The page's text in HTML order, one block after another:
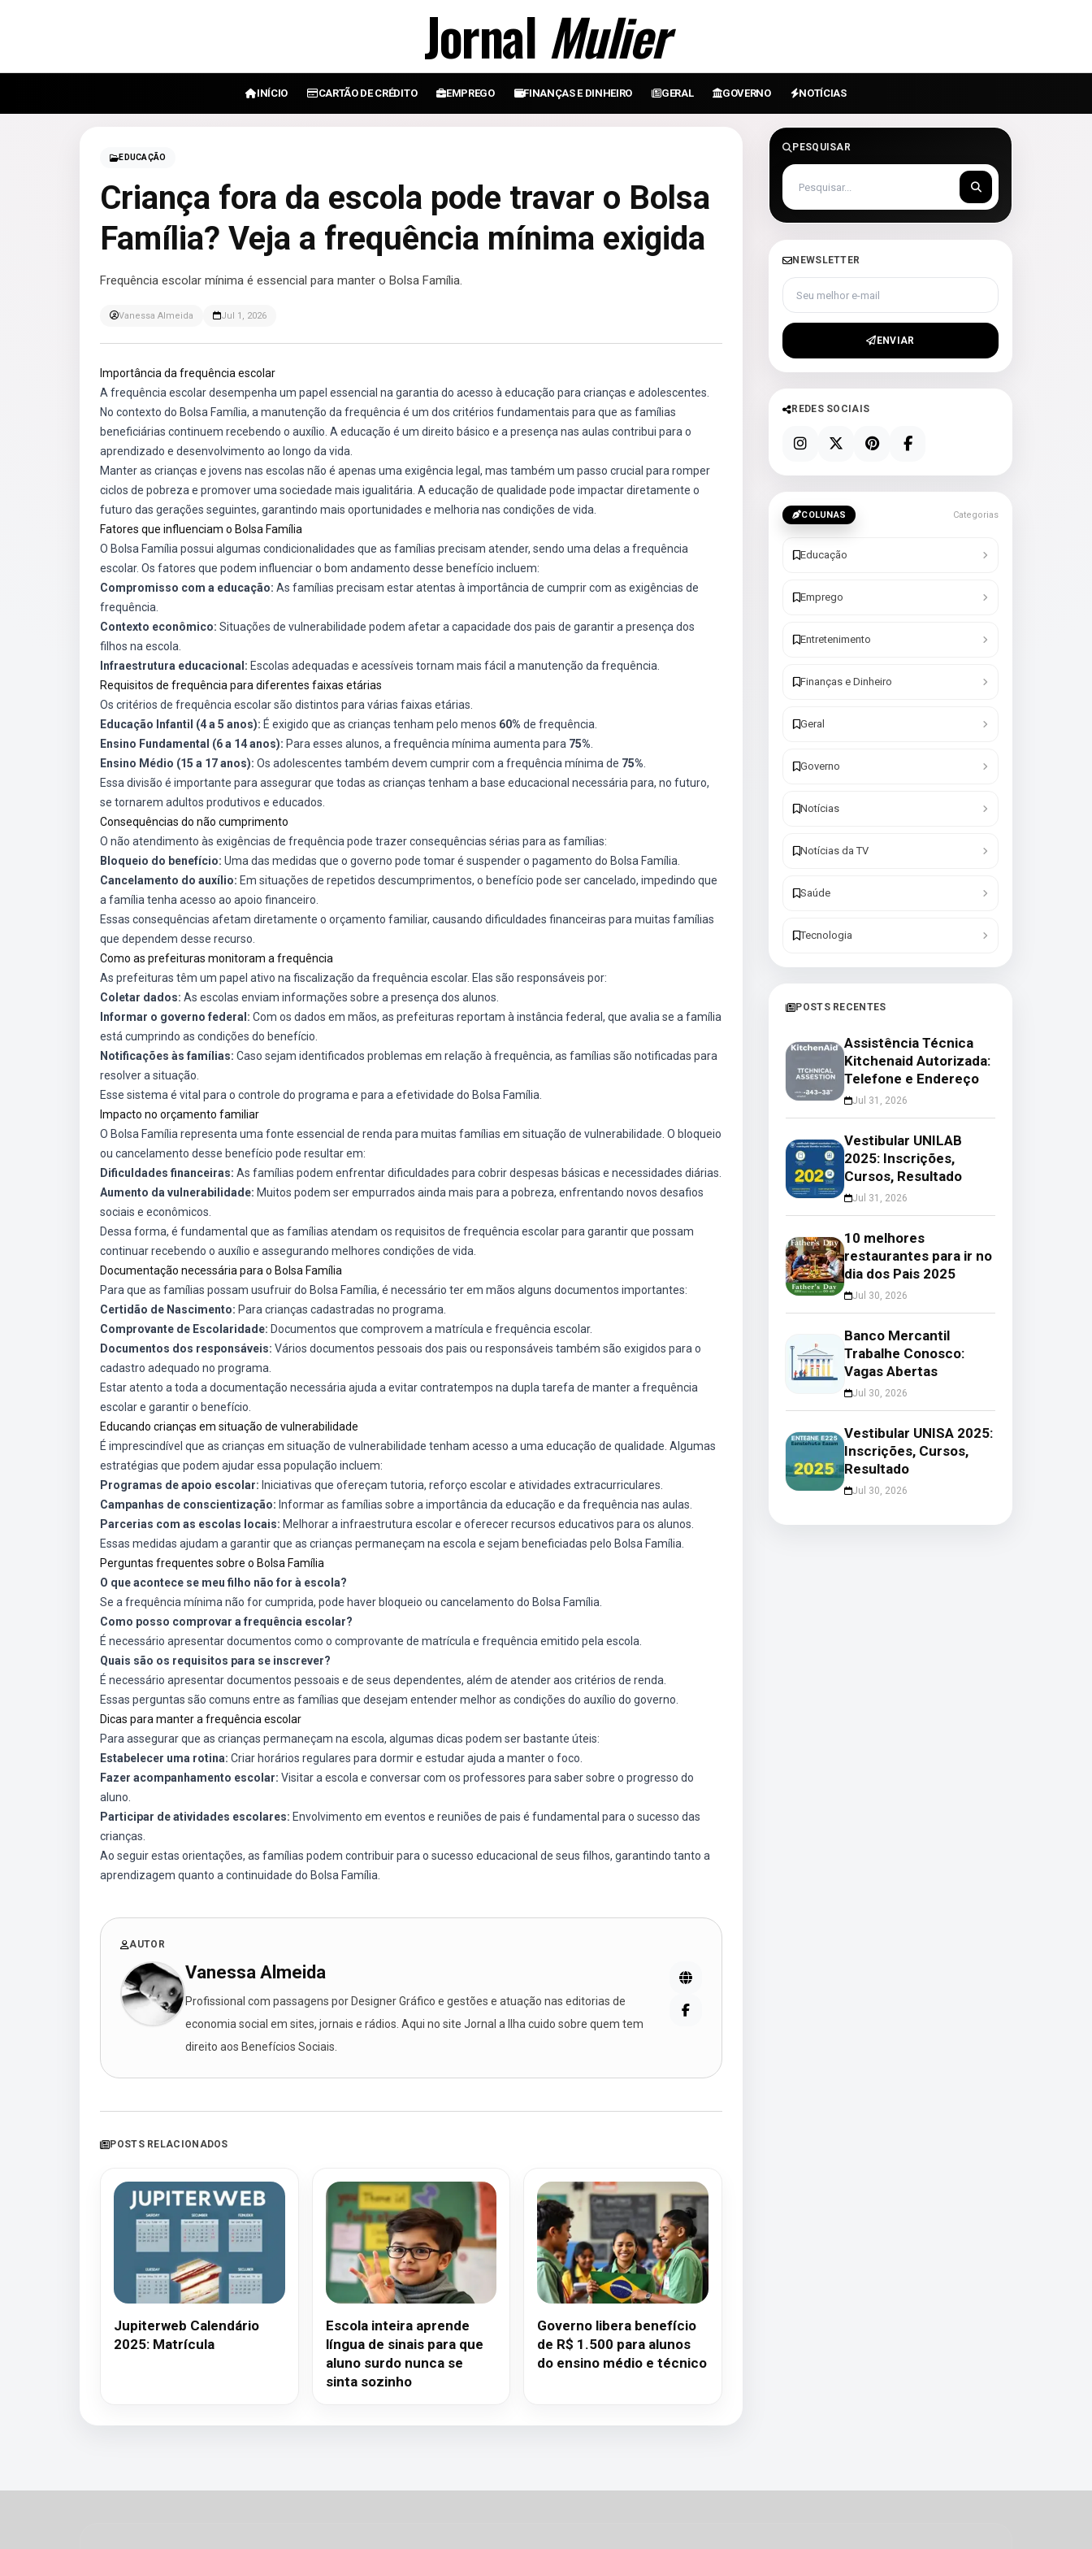
Jornal Mulier
INÍCIO CARTÃO DE CRÉDITO EMPREGO FINANÇAS E DINHEIRO GERAL GOVERNO NOTÍCIAS
EDUCAÇÃO
Criança fora da escola pode travar o Bolsa
Família? Veja a frequência mínima exigida
Frequência escolar mínima é essencial para manter o Bolsa Família.
Vanessa Almeida Jul 1, 2026
Importância da frequência escolar
A frequência escolar desempenha um papel essencial na garantia do acesso à educação para crianças e adolescentes.
No contexto do Bolsa Família, a manutenção da frequência é um dos critérios fundamentais para que as famílias
beneficiárias continuem recebendo o auxílio. A educação é um direito básico e a presença nas aulas contribui para o
aprendizado e desenvolvimento ao longo da vida.
Manter as crianças e jovens nas escolas não é apenas uma exigência legal, mas também um passo crucial para romper
ciclos de pobreza e promover uma sociedade mais igualitária. A educação de qualidade pode impactar diretamente o
futuro das gerações seguintes, garantindo mais oportunidades e melhoria nas condições de vida.
Fatores que influenciam o Bolsa Família
O Bolsa Família possui algumas condicionalidades que as famílias precisam atender, sendo uma delas a frequência
escolar. Os fatores que podem influenciar o bom andamento desse benefício incluem:
Compromisso com a educação: As famílias precisam estar atentas à importância de cumprir com as exigências de
frequência.
Contexto econômico: Situações de vulnerabilidade podem afetar a capacidade dos pais de garantir a presença dos
filhos na escola.
Infraestrutura educacional: Escolas adequadas e acessíveis tornam mais fácil a manutenção da frequência.
Requisitos de frequência para diferentes faixas etárias
Os critérios de frequência escolar são distintos para várias faixas etárias.
Educação Infantil (4 a 5 anos): É exigido que as crianças tenham pelo menos 60% de frequência.
Ensino Fundamental (6 a 14 anos): Para esses alunos, a frequência mínima aumenta para 75%
Ensino Médio (15 a 17 anos): Os adolescentes também devem cumprir com a frequência mínima de 75%
Essa divisão é importante para assegurar que todas as crianças tenham a base educacional necessária para, no futuro,
se tornarem adultos produtivos e educados.
Consequências do não cumprimento
O não atendimento às exigências de frequência pode trazer consequências sérias para as famílias:
Bloqueio do benefício: Uma das medidas que o governo pode tomar é suspender o pagamento do Bolsa Família.
Cancelamento do auxílio: Em situações de repetidos descumprimentos, o benefício pode ser cancelado, impedindo que
a família tenha acesso ao apoio financeiro.
Essas consequências afetam diretamente o orçamento familiar, causando dificuldades financeiras para muitas famílias
que dependem desse recurso.
Como as prefeituras monitoram a frequência
As prefeituras têm um papel ativo na fiscalização da frequência escolar. Elas são responsáveis por:
Coletar dados: As escolas enviam informações sobre a presença dos alunos.
Informar o governo federal: Com os dados em mãos, as prefeituras reportam à instância federal, que avalia se a família
está cumprindo as condições do benefício.
Notificações às famílias: Caso sejam identificados problemas em relação à frequência, as famílias são notificadas para
resolver a situação.
Esse sistema é vital para o controle do programa e para a efetividade do Bolsa Família.
Impacto no orçamento familiar
O Bolsa Família representa uma fonte essencial de renda para muitas famílias em situação de vulnerabilidade. O bloqueio
ou cancelamento desse benefício pode resultar em:
Dificuldades financeiras: As famílias podem enfrentar dificuldades para cobrir despesas básicas e necessidades diárias.
Aumento da vulnerabilidade: Muitos podem ser empurrados ainda mais para a pobreza, enfrentando novos desafios
sociais e econômicos.
Dessa forma, é fundamental que as famílias atendam os requisitos de frequência escolar para garantir que possam
continuar recebendo o auxílio e assegurando melhores condições de vida.
Documentação necessária para o Bolsa Família
Para que as famílias possam usufruir do Bolsa Família, é necessário ter em mãos alguns documentos importantes:
Certidão de Nascimento: Para crianças cadastradas no programa.
Comprovante de Escolaridade: Documentos que comprovem a matrícula e frequência escolar.
Documentos dos responsáveis: Vários documentos pessoais dos pais ou responsáveis também são exigidos para o
cadastro adequado no programa.
Estar atento a toda a documentação necessária ajuda a evitar contratempos na dupla tarefa de manter a frequência
escolar e garantir o benefício.
Educando crianças em situação de vulnerabilidade
É imprescindível que as crianças em situação de vulnerabilidade tenham acesso a uma educação de qualidade. Algumas
estratégias que podem ajudar essa população incluem:
Programas de apoio escolar: Iniciativas que ofereçam tutoria, reforço escolar e atividades extracurriculares.
Campanhas de conscientização: Informar as famílias sobre a importância da educação e da frequência nas aulas.
Parcerias com as escolas locais: Melhorar a infraestrutura escolar e oferecer recursos educativos para os alunos.
Essas medidas ajudam a garantir que as crianças permaneçam na escola e sejam beneficiadas pelo Bolsa Família.
Perguntas frequentes sobre o Bolsa Família
O que acontece se meu filho não for à escola?
Se a frequência mínima não for cumprida, pode haver bloqueio ou cancelamento do Bolsa Família.
Como posso comprovar a frequência escolar?
É necessário apresentar documentos como o comprovante de matrícula e frequência emitido pela escola.
Quais são os requisitos para se inscrever?
É necessário apresentar documentos pessoais e de seus dependentes, além de atender aos critérios de renda.
Essas perguntas são comuns entre as famílias que desejam entender melhor as condições do auxílio do governo.
Dicas para manter a frequência escolar
Para assegurar que as crianças permaneçam na escola, algumas dicas podem ser bastante úteis:
Estabelecer uma rotina: Criar horários regulares para dormir e estudar ajuda a manter o foco.
Fazer acompanhamento escolar: Visitar a escola e conversar com os professores para saber sobre o progresso do
aluno.
Participar de atividades escolares: Envolvimento em eventos e reuniões de pais é fundamental para o sucesso das
crianças.
Ao seguir estas orientações, as famílias podem contribuir para o sucesso educacional de seus filhos, garantindo tanto a
aprendizagem quanto a continuidade do Bolsa Família.
AUTOR
Vanessa Almeida
Profissional com passagens por Designer Gráfico e gestões e atuação nas editorias de
economia social em sites, jornais e rádios. Aqui no site Jornal a Ilha cuido sobre quem tem
direito aos Benefícios Sociais.
POSTS RELACIONADOS
Jupiterweb Calendário
2025: Matrícula
Escola inteira aprende
língua de sinais para que
aluno surdo nunca se
sinta sozinho
Governo libera benefício
de R$ 1.500 para alunos
do ensino médio e técnico
PESQUISAR
NEWSLETTER
Seu melhor e-mail
ENVIAR
REDES SOCIAIS
COLUNAS Categorias
Educação
Emprego
Entretenimento
Finanças e Dinheiro
Geral
Governo
Notícias
Notícias da TV
Saúde
Tecnologia
POSTS RECENTES
Assistência Técnica
Kitchenaid Autorizada:
Telefone e Endereço
Jul 31, 2026
Vestibular UNILAB
2025: Inscrições,
Cursos, Resultado
Jul 31, 2026
10 melhores
restaurantes para ir no
dia dos Pais 2025
Jul 30, 2026
Banco Mercantil
Trabalhe Conosco:
Vagas Abertas
Jul 30, 2026
Vestibular UNISA 2025:
Inscrições, Cursos,
Resultado
Jul 30, 2026